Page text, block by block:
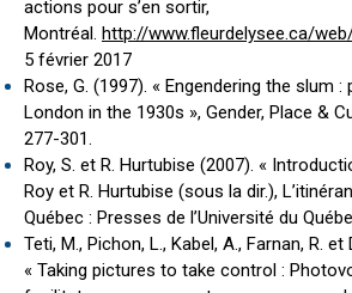
actions pour s’en sortir,
Montréal. http://www.fleurdelysee.ca/
5 février 2017
Rose, G. (1997). « Engendering the slum
London in the 1930s », Gender, Place &
277-301.
Roy, S. et R. Hurtubise (2007). «
Roy et R. Hurtubise (sous la dir.),
Québec : Presses de l’Université du
Teti, M., Pichon, L., Kabel, A., Farnan, R. et
« Taking pictures to take control :